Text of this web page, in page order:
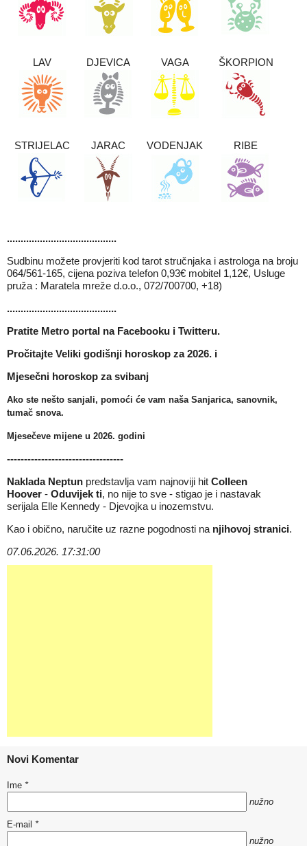
LAV DJEVICA VAGA ŠKORPION
STRIJELAC JARAC VODENJAK RIBE
........................................
Sudbinu možete provjeriti kod tarot stručnjaka i astrologa na broju
064/561-165, cijena poziva telefon 0,93€ mobitel 1,12€, Usluge
pruža : Maratela mreže d.o.o., 072/700700, +18)
........................................
Pratite Metro portal na Facebooku i Twitteru.
Pročitajte Veliki godišnji horoskop za 2026. i
Mjesečni horoskop za svibanj
Ako ste nešto sanjali, pomoći će vam naša Sanjarica, sanovnik,
tumač snova.
Mjesečeve mijene u 2026. godini
----------------------------------
Naklada Neptun predstavlja vam najnoviji hit Colleen
Hoover - Oduvijek ti, no nije to sve - stigao je i nastavak
serijala Elle Kennedy - Djevojka u inozemstvu.
Kao i obično, naručite uz razne pogodnosti na njihovoj stranici.
07.06.2026. 17:31:00
Novi Komentar
Ime *
nužno
E-mail *
nužno